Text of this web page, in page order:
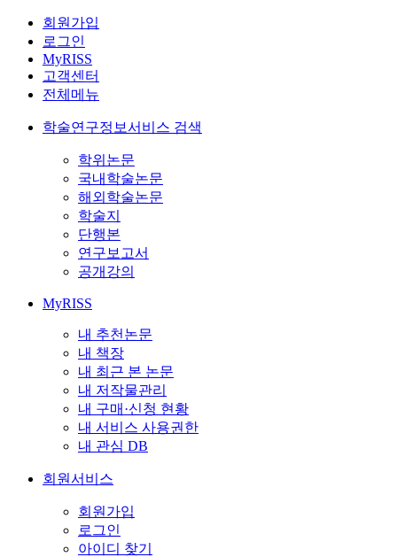
회원가입
로그인
MyRISS
고객센터
전체메뉴
학술연구정보서비스 검색
학위논문
국내학술논문
해외학술논문
학술지
단행본
연구보고서
공개강의
MyRISS
내 추천논문
내 책장
내 최근 본 논문
내 저작물관리
내 구매·신청 현황
내 서비스 사용권한
내 관심 DB
회원서비스
회원가입
로그인
아이디 찾기